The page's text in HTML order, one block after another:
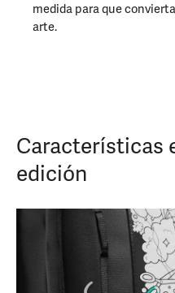
medida para que
arte.
Características
edición